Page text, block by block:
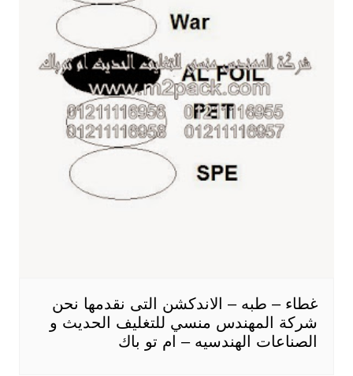
غطاء – طبه – الاندكشن التى نقدمها نحن
شركة المهندس منسي للتغليف الحديث و
الصناعات الهندسيه – ام تو باك